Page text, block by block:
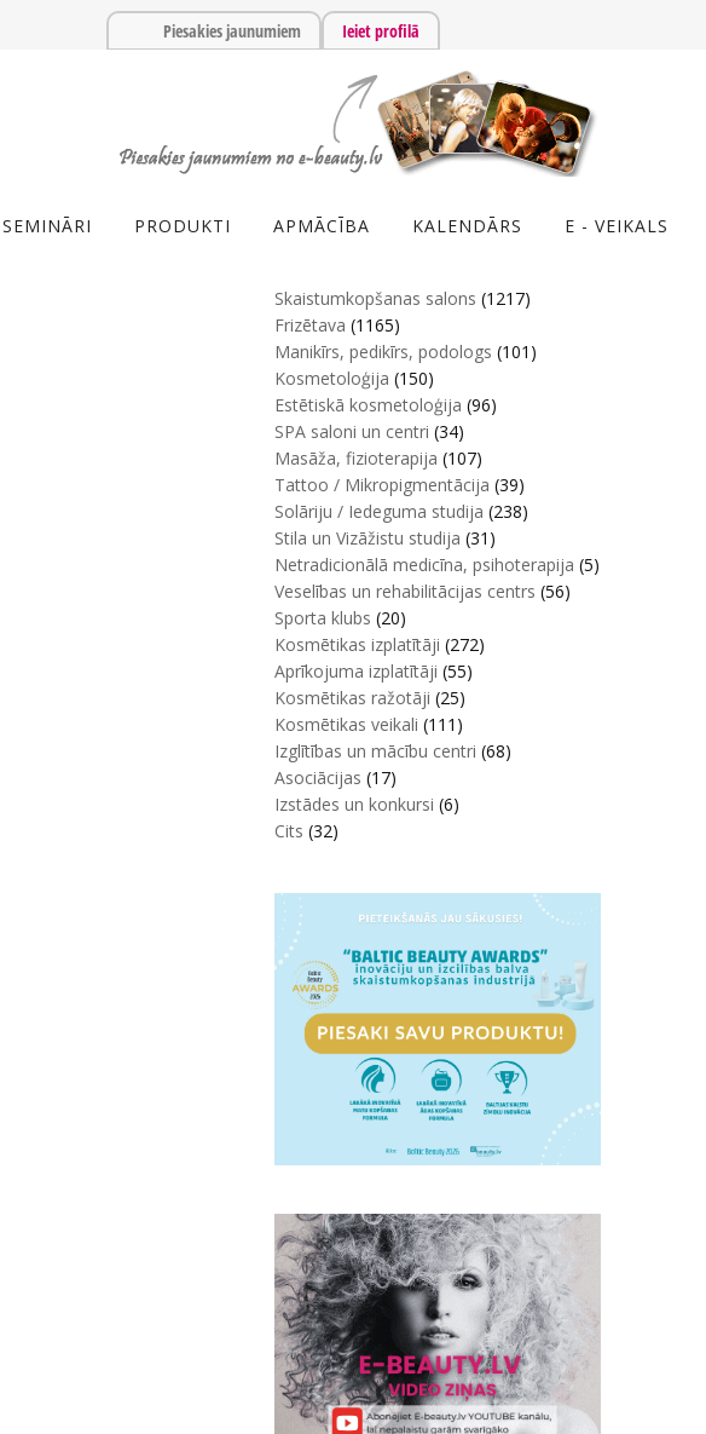
Piesakies jaunumiem Ieiet profilā
SEMINĀRI PRODUKTI APMĀCĪBA KALENDĀRS E - VEIKALS
Skaistumkopšanas salons (1217)
Frizētava (1165)
Manikīrs, pedikīrs, podologs (101)
Kosmetoloģija (150)
Estētiskā kosmetoloģija (96)
SPA saloni un centri (34)
Masāža, fizioterapija (107)
Tattoo / Mikropigmentācija (39)
Solāriju / Iedeguma studija (238)
Stila un Vizāžistu studija (31)
Netradicionālā medicīna, psihoterapija (5)
Veselības un rehabilitācijas centrs (56)
Sporta klubs (20)
Kosmētikas izplatītāji (272)
Aprīkojuma izplatītāji (55)
Kosmētikas ražotāji (25)
Kosmētikas veikali (111)
Izglītības un mācību centri (68)
Asociācijas (17)
Izstādes un konkursi (6)
Cits (32)